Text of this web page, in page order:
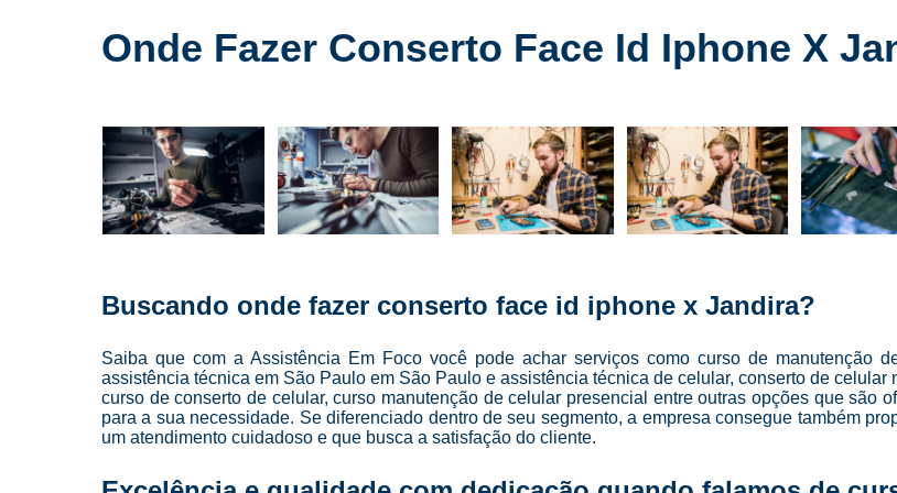
celulares
de celular
Cursos para
manutenção
de celulares
Loja de
Manutenção
Reparo de
celulares
Troca de
telas
Conserto de
Conserto de Celular
Conserto de Tela de
Conserto de Tela de Iphone
Conserto Iphone em São Paulo
Conserto Tela Iphone X
Curso Completo
Curso Conserto e
Curso de Conserto de Celular
Onde Fazer Conserto Face Id Iphone X
Buscando onde fazer conserto face id iphone x Jandira?
Saiba que com a Assistência Em Foco você pode achar serviços como curso de manutenção
assistência técnica em São Paulo em São Paulo e assistência técnica de celular, conserto de celular
curso de conserto de celular, curso manutenção de celular presencial entre outras opções que são
para a sua necessidade. Se diferenciado dentro de seu segmento, a empresa consegue também
um atendimento cuidadoso e que busca a satisfação do cliente.